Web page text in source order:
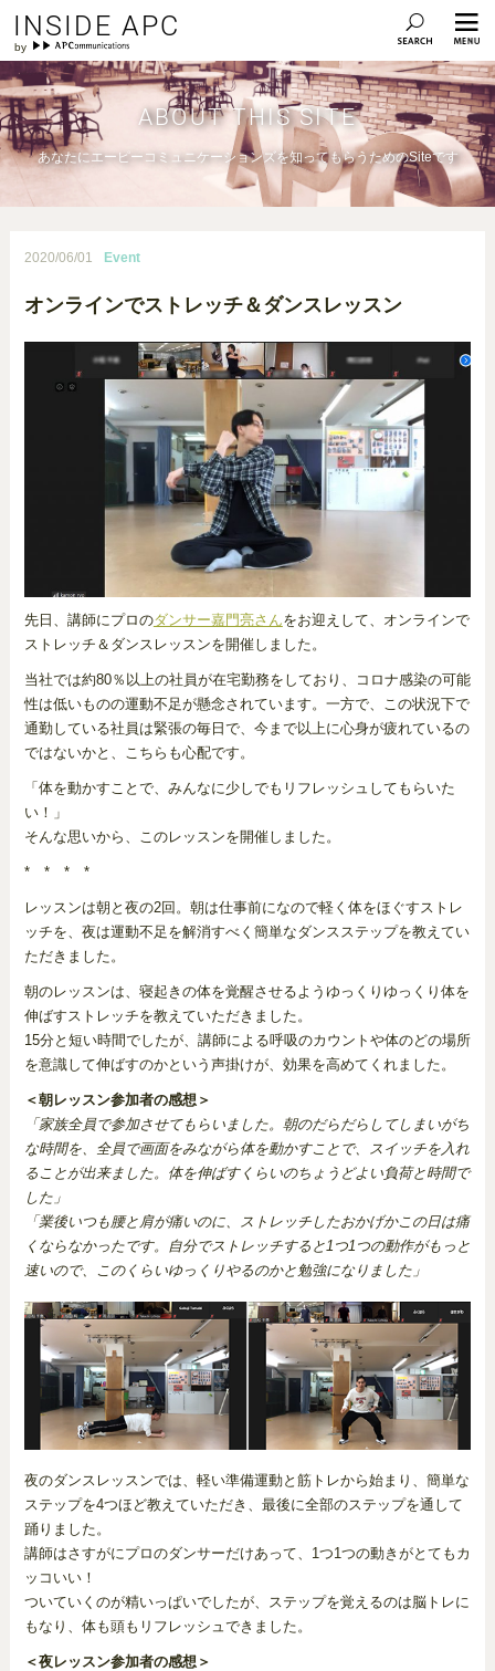
INSIDE APC
ABOUT THIS SITE
あなたにエーピーコミュニケーションズを知ってもらうためのSiteです
2020/06/01 Event
オンラインでストレッチ＆ダンスレッスン
先日、講師にプロのダンサー嘉門亮さんをお迎えして、オンラインで
ストレッチ＆ダンスレッスンを開催しました。
当社では約80％以上の社員が在宅勤務をしており、コロナ感染の可能
性は低いものの運動不足が懸念されています。一方で、この状況下で
通勤している社員は緊張の毎日で、今まで以上に心身が疲れているの
ではないかと、こちらも心配です。
「体を動かすことで、みんなに少しでもリフレッシュしてもらいた
い！」
そんな思いから、このレッスンを開催しました。
* * * *
レッスンは朝と夜の2回。朝は仕事前になので軽く体をほぐすストレ
ッチを、夜は運動不足を解消すべく簡単なダンスステップを教えてい
ただきました。
朝のレッスンは、寝起きの体を覚醒させるようゆっくりゆっくり体を
伸ばすストレッチを教えていただきました。
15分と短い時間でしたが、講師による呼吸のカウントや体のどの場所
を意識して伸ばすのかという声掛けが、効果を高めてくれました。
＜朝レッスン参加者の感想＞
「家族全員で参加させてもらいました。朝のだらだらしてしまいがち
な時間を、全員で画面をみながら体を動かすことで、スイッチを入れ
ることが出来ました。体を伸ばすくらいのちょうどよい負荷と時間で
した」
「業後いつも腰と肩が痛いのに、ストレッチしたおかげかこの日は痛
くならなかったです。自分でストレッチすると1つ1つの動作がもっと
速いので、このくらいゆっくりやるのかと勉強になりました」
夜のダンスレッスンでは、軽い準備運動と筋トレから始まり、簡単な
ステップを4つほど教えていただき、最後に全部のステップを通して
踊りました。
講師はさすがにプロのダンサーだけあって、1つ1つの動きがとてもカ
ッコいい！
ついていくのが精いっぱいでしたが、ステップを覚えるのは脳トレに
もなり、体も頭もリフレッシュできました。
＜夜レッスン参加者の感想＞